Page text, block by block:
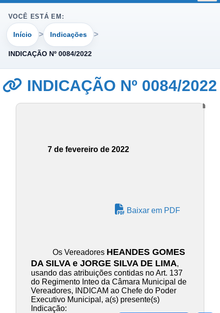
VOCÊ ESTÁ EM:
Início Indicações
INDICAÇÃO Nº 0084/2022
INDICAÇÃO Nº 0084/2022
7 de fevereiro de 2022
Baixar em PDF
Os Vereadores HEANDES GOMES
DA SILVA e JORGE SILVA DE LIMA,
usando das atribuições contidas no Art. 137
do Regimento Inteo da Câmara Municipal de
Vereadores, INDICAM ao Chefe do Poder
Executivo Municipal, a(s) presente(s)
Indicação: